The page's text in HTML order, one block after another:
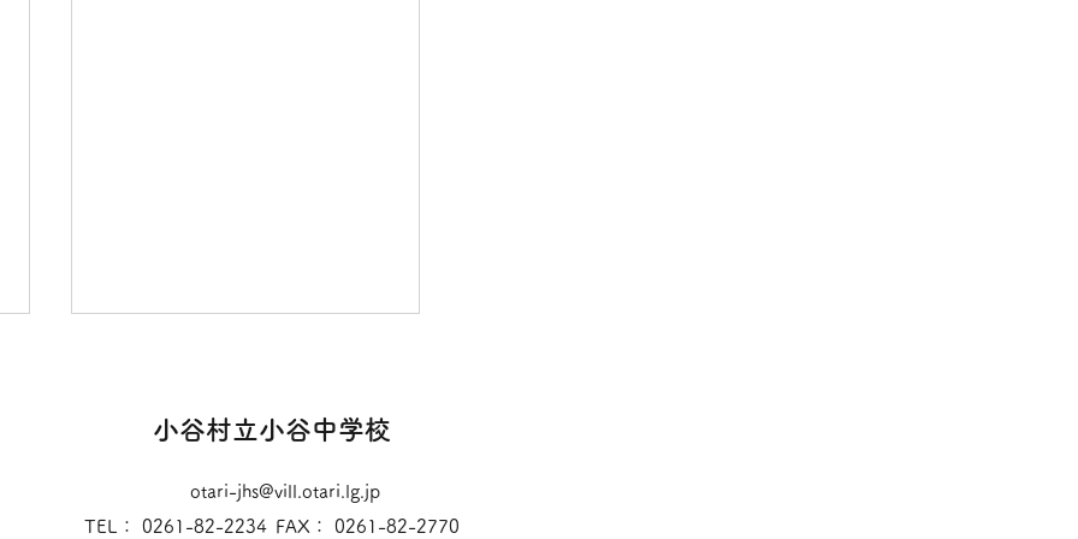
小谷村立小谷中学校
otari-jhs@vill.otari.lg.jp
TEL： 0261-82-2234 FAX： 0261-82-2770